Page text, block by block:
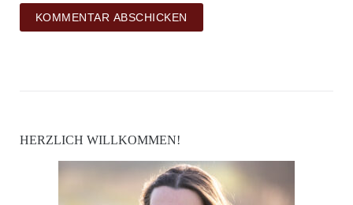
HERZLICH WILLKOMMEN!